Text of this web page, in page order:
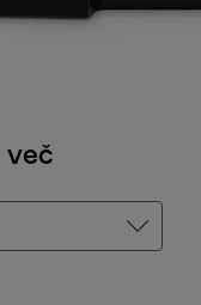
več